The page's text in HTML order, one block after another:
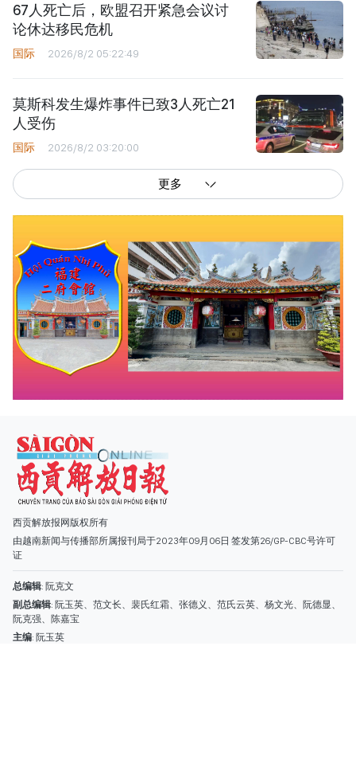
67人死亡后，欧盟召开紧急会议讨
论休达移民危机
国际 2026/8/2 05:22:49
莫斯科发生爆炸事件已致3人死亡21
人受伤
国际 2026/8/2 03:20:00
更多
西贡解放报网版权所有
由越南新闻与传播部所属报刊局于2023年09月06日 签发第26/GP-CBC号许可
副总编辑: 阮玉英、范文长、裴氏红霜、张德义、范氏云英、杨文光、阮德显、
阮克强、陈嘉宝
主编: 阮玉英
社址: 胡志明市棋盘坊阮氏明开街432-434号
总台: (028) 39294091 - 转 060
热线: 096.558.1888
编辑部: (028) 39294092 - 转 060
电子信箱
广告部
(028) 38334185
quangcaohoavan09@gmail.com;